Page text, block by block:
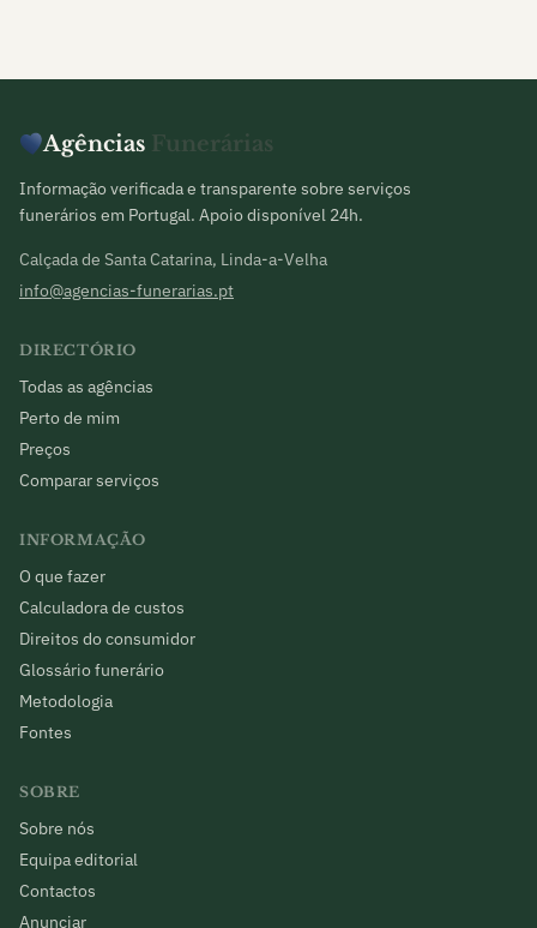
Agências Funerárias
Informação verificada e transparente sobre serviços
funerários em Portugal. Apoio disponível 24h.
Calçada de Santa Catarina, Linda-a-Velha
info@agencias-funerarias.pt
DIRECTÓRIO
Todas as agências
Perto de mim
Preços
Comparar serviços
INFORMAÇÃO
O que fazer
Calculadora de custos
Direitos do consumidor
Glossário funerário
Metodologia
Fontes
SOBRE
Sobre nós
Equipa editorial
Contactos
Anunciar